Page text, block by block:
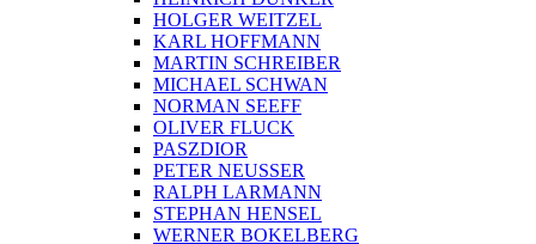
HOLGER WEITZEL
KARL HOFFMANN
MARTIN SCHREIBER
MICHAEL SCHWAN
NORMAN SEEFF
OLIVER FLUCK
PASZDIOR
PETER NEUSSER
RALPH LARMANN
STEPHAN HENSEL
WERNER BOKELBERG